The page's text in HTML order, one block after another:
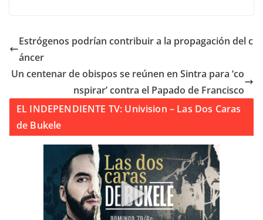
Estrógenos podrían contribuir a la propagación del c
áncer
Un centenar de obispos se reúnen en Sintra para ‘co
nspirar’ contra el Papado de Francisco
EL INDEPENDIENTE TV: Univision – Las Dos Caras
de Bukele